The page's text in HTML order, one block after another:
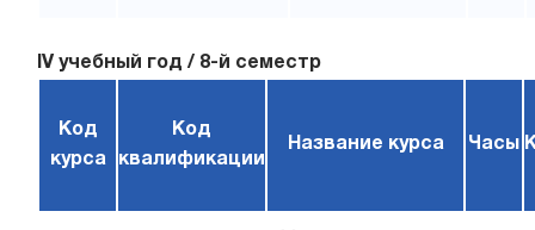
IV учебный год / 8-й семестр
Код
курса
Код
квалификации
Название курса Часы